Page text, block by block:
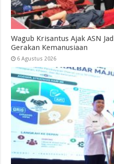
Wagub Krisantus Ajak ASN
Gerakan Kemanusiaan
6 Agustus 2026